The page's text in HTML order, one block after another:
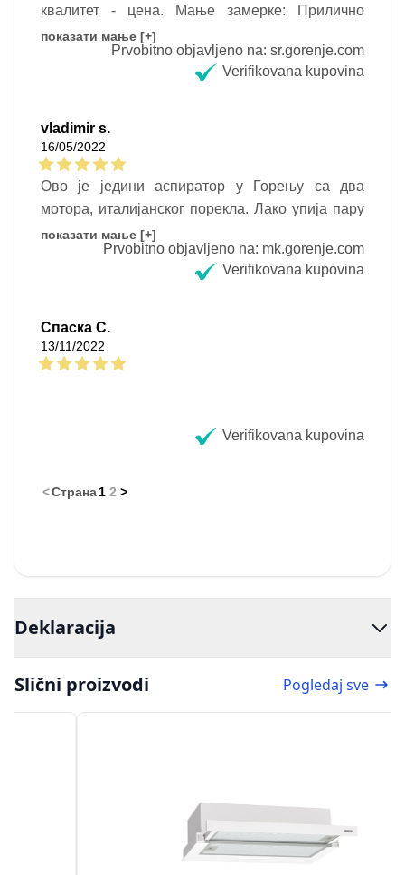
квалитет - цена. Мање замерке: Прилично
бучан на брзини ''3''. Напомена: тешко је
оценити праве могућносту уређаја када живите
у згради старој 45 година,а са надоградњом, и
вентилацију.
показати мање [+]
Prvobitno objavljeno na: sr.gorenje.com
Verifikovana kupovina
vladimir s.
16/05/2022
Ово је једини аспиратор у Горењу са два
мотора, италијанског порекла. Лако упија пару
приликом кувања у пространој кухињи. Лако се
склапа. Можете монтирати црево до 3м
показати мање [+]
Prvobitno objavljeno na: mk.gorenje.com
Verifikovana kupovina
Спаска С.
13/11/2022
Verifikovana kupovina
<Страна1 2 >
Deklaracija
Slični proizvodi Pogledaj sve